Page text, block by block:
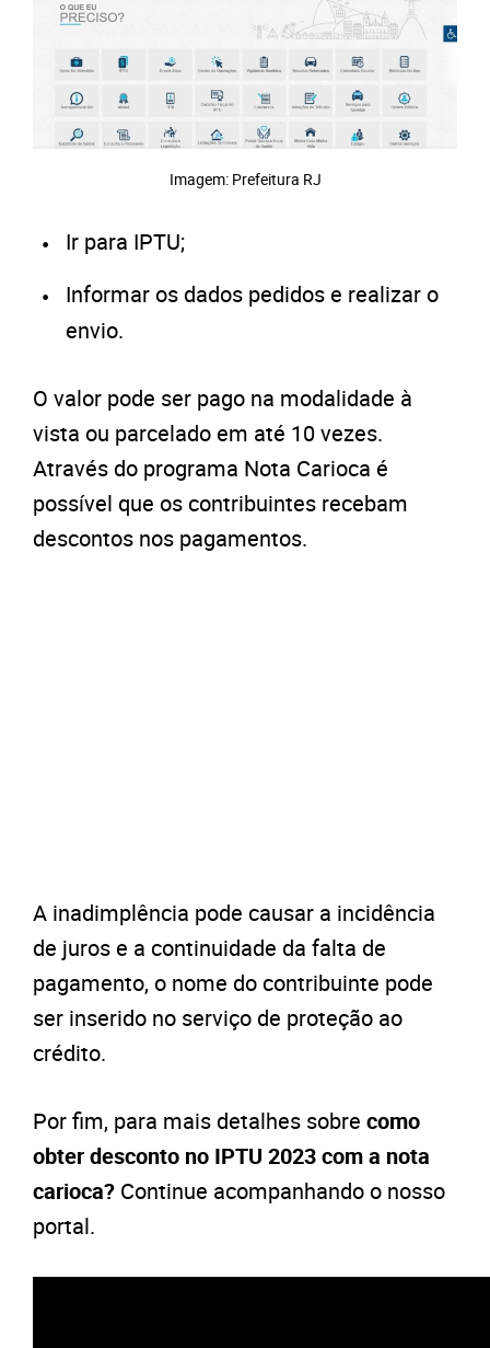
Imagem: Prefeitura RJ
Ir para IPTU;
Informar os dados pedidos e realizar o
envio.
O valor pode ser pago na modalidade à
vista ou parcelado em até 10 vezes.
Através do programa Nota Carioca é
possível que os contribuintes recebam
descontos nos pagamentos.
A inadimplência pode causar a incidência
de juros e a continuidade da falta de
pagamento, o nome do contribuinte pode
ser inserido no serviço de proteção ao
crédito.
Por fim, para mais detalhes sobre como
obter desconto no IPTU 2023 com a nota
carioca? Continue acompanhando o nosso
portal.